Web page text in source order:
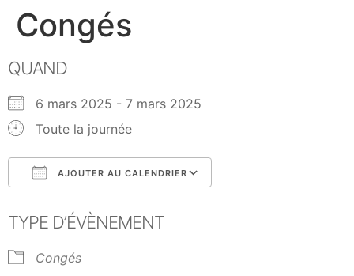
Congés
QUAND
6 mars 2025 - 7 mars 2025
Toute la journée
AJOUTER AU CALENDRIER
TYPE D’ÉVÈNEMENT
Congés